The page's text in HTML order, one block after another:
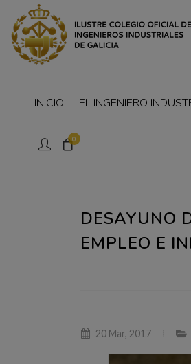
0
INICIO EL INGENIERO
DESAYUNO
EMPLEO E
20 Mar, 2017